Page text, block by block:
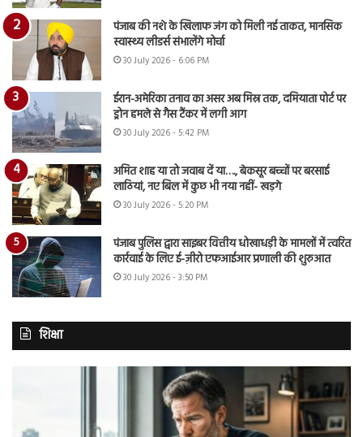
पंजाब की नशे के खिलाफ जंग को मिली नई ताकत, मानसिक
स्वास्थ्य लीडर्स संभालेंगे मोर्चा
30 July 2026 - 6:06 PM
ईरान-अमेरिका तनाव का असर अब मिस्र तक, दमियाता पोर्ट पर
ड्रोन हमले से गैस टैंकर में लगी आग
30 July 2026 - 5:42 PM
अमित शाह या तो जवाब दें या…., बेकसूर बच्चों पर बरसाई
लाठियां, नए बिल में कुछ भी नया नहीं- खड़गे
30 July 2026 - 5:20 PM
पंजाब पुलिस द्वारा साइबर वित्तीय धोखाधड़ी के मामलों में त्वरित
कार्रवाई के लिए ई-ज़ीरो एफआईआर प्रणाली की शुरुआत
30 July 2026 - 3:50 PM
शिक्षा